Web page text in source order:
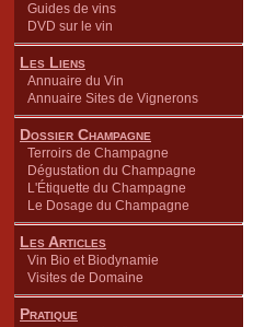
Guides de vins
DVD sur le vin
Les Liens
Annuaire du Vin
Annuaire Sites de Vignerons
Dossier Champagne
Terroirs de Champagne
Dégustation du Champagne
L'Étiquette du Champagne
Le Dosage du Champagne
Les Articles
Vin Bio et Biodynamie
Visites de Domaine
Pratique